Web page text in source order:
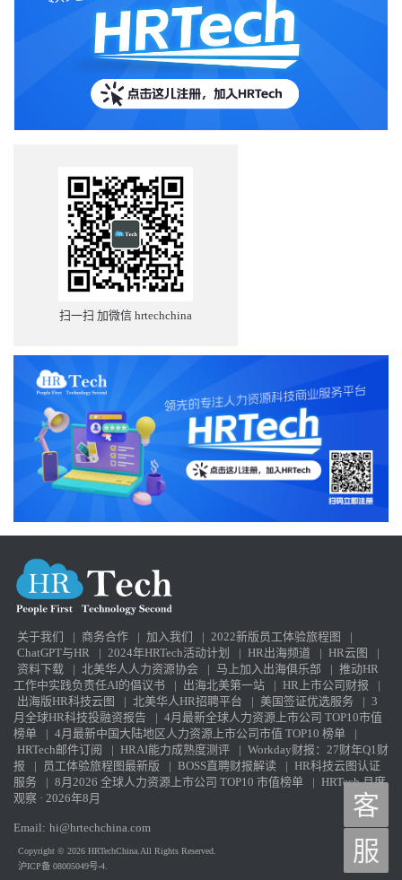
扫一扫 加微信 hrtechchina
关于我们 | 商务合作 | 加入我们 | 2022新版员工体验旅程图
|
ChatGPT与HR
| 2024年HRTech活动计划 | HR出海频道 | HR云图
|
资料下载
| 北美华人人力资源协会 | 马上加入出海俱乐部 | 推动HR
工作中实践负责任AI的倡议书
| 出海北美第一站 | HR上市公司财报
|
出海版HR科技云图
| 北美华人HR招聘平台 | 美国签证优选服务 | 3
月全球HR科技投融资报告
| 4月最新全球人力资源上市公司 TOP10市值
榜单
| 4月最新中国大陆地区人力资源上市公司市值 TOP10 榜单
|
HRTech邮件订阅
| HRAI能力成熟度测评 | Workday财报：27财年Q1财
报
| 员工体验旅程图最新版 | BOSS直聘财报解读 | HR科技云图认证
服务
| 8月2026 全球人力资源上市公司 TOP10 市值榜单 | HRTech 月度
观察 · 2026年8月
Email: hi@hrtechchina.com
Copyright © 2026 HRTechChina.All Rights Reserved.
沪ICP备 08005049号-4.
客
服